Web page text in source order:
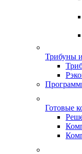
Трибуны
Готовые